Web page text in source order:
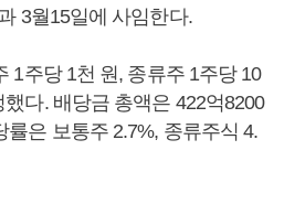
3월15일에 사임한다.
1주당 1천 원, 종류주 1주당 10
다. 배당금 총액은 422억8200
률은 보통주 2.7%, 종류주식 4.